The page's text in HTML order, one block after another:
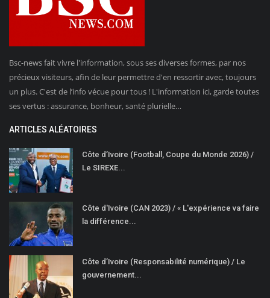
Bsc-news fait vivre l'information, sous ses diverses formes, par nos
précieux visiteurs, afin de leur permettre d'en ressortir avec, toujours
un plus. C'est de l’info vécue pour tous ! L'information ici, garde toutes
ses vertus : assurance, bonheur, santé plurielle…
ARTICLES ALÉATOIRES
Côte d’Ivoire (Football, Coupe du Monde 2026) /
Le SIREXE...
Côte d'Ivoire (CAN 2023) / « L'expérience va faire
la différence...
Côte d’Ivoire (Responsabilité numérique) / Le
gouvernement...